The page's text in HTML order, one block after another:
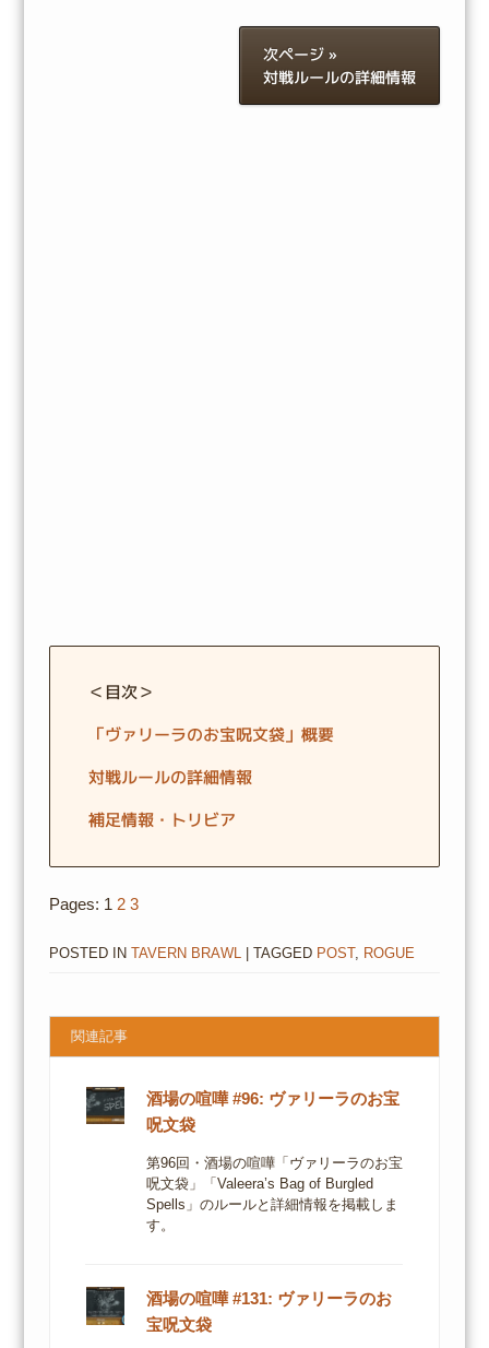
次ページ »
対戦ルールの詳細情報
＜目次＞
「ヴァリーラのお宝呪文袋」概要
対戦ルールの詳細情報
補足情報・トリビア
Pages: 1 2 3
POSTED IN TAVERN BRAWL | TAGGED POST, ROGUE
関連記事
酒場の喧嘩 #96: ヴァリーラのお宝
呪文袋
第96回・酒場の喧嘩「ヴァリーラのお宝
呪文袋」「Valeera’s Bag of Burgled
Spells」のルールと詳細情報を掲載しま
す。
酒場の喧嘩 #131: ヴァリーラのお
宝呪文袋